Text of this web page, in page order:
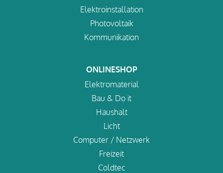
Elektroinstallation
Photovoltaik
Kommunikation
ONLINESHOP
Elektromaterial
Bau & Do it
Haushalt
Licht
Computer / Netzwerk
Freizeit
Coldtec